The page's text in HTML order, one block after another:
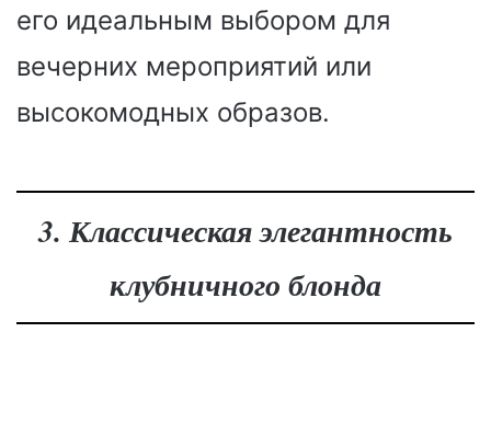
его идеальным выбором для
вечерних мероприятий или
высокомодных образов.
3. Классическая элегантность
клубничного блонда